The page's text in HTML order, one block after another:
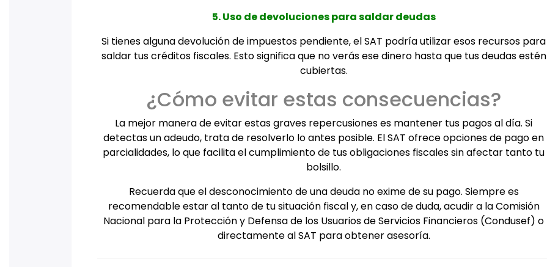
5. Uso de devoluciones para saldar deudas
Si tienes alguna devolución de impuestos pendiente, el SAT podría utilizar esos recursos para
saldar tus créditos fiscales. Esto significa que no verás ese dinero hasta que tus deudas estén
cubiertas.
¿Cómo evitar estas consecuencias?
La mejor manera de evitar estas graves repercusiones es mantener tus pagos al día. Si
detectas un adeudo, trata de resolverlo lo antes posible. El SAT ofrece opciones de pago en
parcialidades, lo que facilita el cumplimiento de tus obligaciones fiscales sin afectar tanto tu
bolsillo.
Recuerda que el desconocimiento de una deuda no exime de su pago. Siempre es
recomendable estar al tanto de tu situación fiscal y, en caso de duda, acudir a la Comisión
Nacional para la Protección y Defensa de los Usuarios de Servicios Financieros (Condusef) o
directamente al SAT para obtener asesoría.